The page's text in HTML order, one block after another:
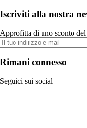
Iscriviti alla nostra
Approfitta di uno sconto
Rimani connesso
Seguici sui social